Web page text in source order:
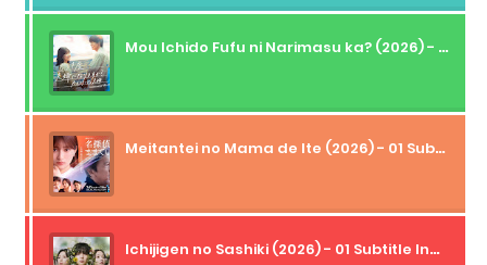
Mou Ichido Fufu ni Narimasu ka? (2026) - 01 Subtitle Indonesia
Meitantei no Mama de Ite (2026) - 01 Subtitle Indonesia
Ichijigen no Sashiki (2026) - 01 Subtitle Indonesia